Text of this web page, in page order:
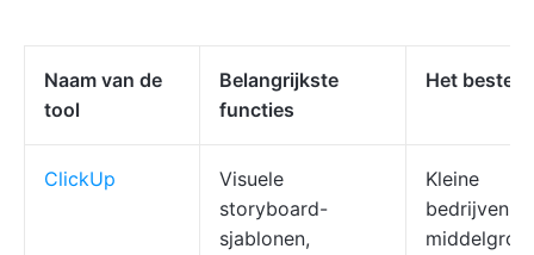
Naam van de
tool
Belangrijkste
functies
Het beste
ClickUp
Visuele
storyboard-
sjablonen,
Kleine
bedrijven,
middelgrote